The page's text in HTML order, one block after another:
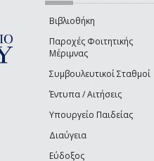
sends e-mail)
Βιβλιοθήκη
Παροχές Φοιτητικής
Μέριμνας
Συμβουλευτικοί Σταθμοί
Έντυπα / Αιτήσεις
Υπουργείο Παιδείας
Διαύγεια
Εύδοξος